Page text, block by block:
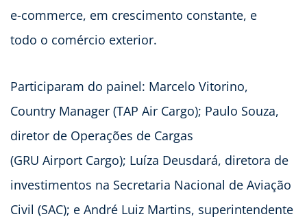
e-commerce, em crescimento constante, e
todo o comércio exterior.
Participaram do painel: Marcelo Vitorino,
Country Manager (TAP Air Cargo); Paulo Souza,
diretor de Operações de Cargas
(GRU Airport Cargo); Luíza Deusdará, diretora de
investimentos na Secretaria Nacional de Aviação
Civil (SAC); e André Luiz Martins, superintendente